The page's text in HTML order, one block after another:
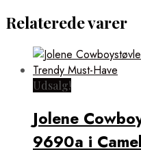
Relaterede varer
Udsalg!
Jolene
9690a i